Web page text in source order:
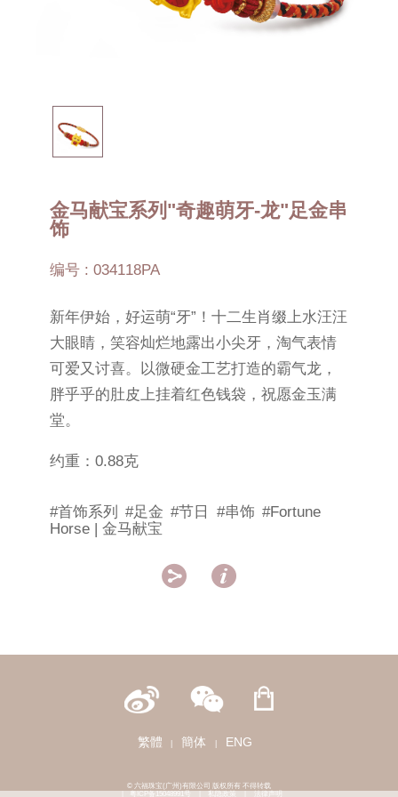
金马献宝系列"奇趣萌牙-龙"足金串
饰
编号 : 034118PA
新年伊始，好运萌“牙”！十二生肖缀上水汪汪
大眼睛，笑容灿烂地露出小尖牙，淘气表情
可爱又讨喜。以微硬金工艺打造的霸气龙，
胖乎乎的肚皮上挂着红色钱袋，祝愿金玉满
堂。
约重：0.88克
#首饰系列 #足金 #节日 #串饰 #Fortune
Horse | 金马献宝
 
繁體 簡体 ENG
© 六福珠宝(广州)有限公司 版权所有 不得转载
|
粤ICP备15048991号 | 私隐政策 | 法律声明